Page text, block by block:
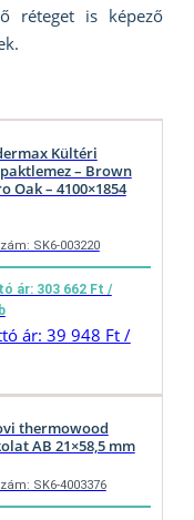
réteget is képező
Kültéri
– Brown
Oak – 4100×1854
SK6-003220
ár: 303 662 Ft /
ár: 39 948 Ft /
thermowood
AB 21×58,5 mm
SK6-4003376